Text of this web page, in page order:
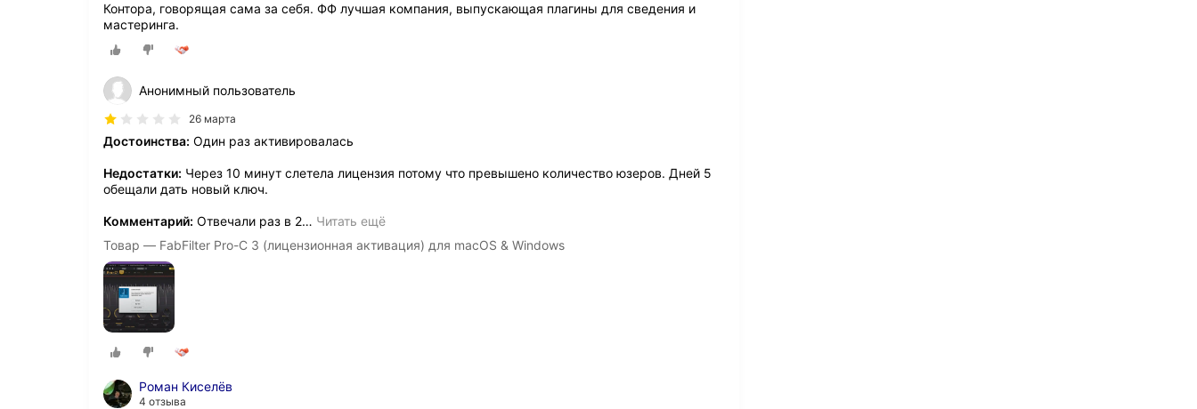
Контора, говорящая сама за себя. ФФ лучшая компания, выпускающая плагины для сведения и
мастеринга.
Анонимный пользователь
26 марта
Достоинства: Один раз активировалась
Недостатки: Через 10 минут слетела лицензия потому что превышено количество юзеров. Дней 5
обещали дать новый ключ.
Комментарий: Отвечали раз в 2… Читать ещё
Товар — FabFilter Pro-C 3 (лицензионная активация) для macOS & Windows
Роман Киселёв
4 отзыва